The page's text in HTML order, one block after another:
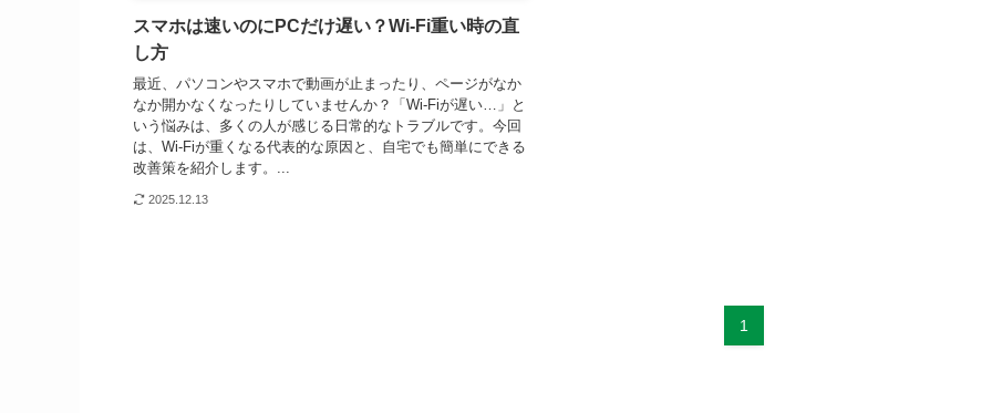
スマホは速いのにPCだけ遅い？Wi-Fi重い時の直
し方
最近、パソコンやスマホで動画が止まったり、ページがなか
なか開かなくなったりしていませんか？「Wi-Fiが遅い…」と
いう悩みは、多くの人が感じる日常的なトラブルです。今回
は、Wi-Fiが重くなる代表的な原因と、自宅でも簡単にできる
改善策を紹介します。...
2025.12.13
1